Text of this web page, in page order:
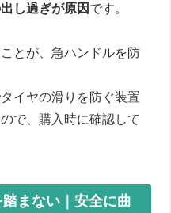
し過ぎが原因 です。
とが、急ハンドルを防
イヤの滑りを防ぐ装置
で、購入時に確認して
まない｜安全に曲